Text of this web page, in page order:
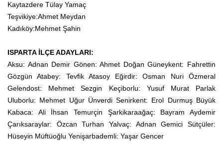
Kaytazdere Tülay Yamaç
Teşvikiye:Ahmet Meydan
Kadıköy:Mehmet Şahin
ISPARTA İLÇE ADAYLARI:
Aksu: Adnan Demir Gönen: Ahmet Doğan Güneykent: Fahrettin
Gözgün Atabey: Tevfik Atasoy Eğirdir: Osman Nuri Özmeral
Gelendost: Mehmet Sezgin Keçiborlu: Yusuf Murat Parlak
Uluborlu: Mehmet Uğur Ünverdi Senirkent: Erol Durmuş Büyük
Kabaca: Ali İhsan Temurçin Şarkikaraağaç: Bayram Aydemir
Çarıksaraylar: Özcan Turhan Yalvaç: Adnan Gemici Sütçüler:
Hüseyin Müftüoğlu Yenişarbademli: Yaşar Gencer